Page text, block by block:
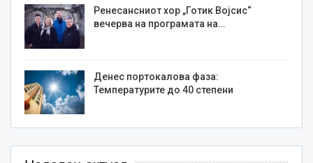
Ренесансниот хор „Готик Војсис“
вечерва на програмата на…
Денес портокалова фаза:
Температурите до 40 степени